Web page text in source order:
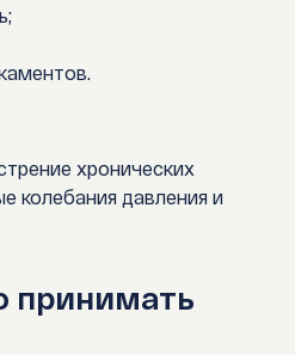
хронических
колебания давления и
принимать